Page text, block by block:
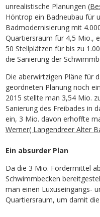
unrealistische Planungen (
Höntrop ein Badneubau für
Badmodernisierung mit
Quartiersraum für 4,5 Mio.,
50 Stellplätzen für bis zu
die Sanierung der
Die aberwirtzigen Pläne für
geordneten Planung noch
2015 stellte man 3,54 Mio.
Sanierung des Freibades in
ein, 3 Mio. davon erhoffte
Werner( Langendreer Alter
Ein absurder Plan
Da die 3 Mio. Fördermittel
Schwimmbecken
man einen Luxuseingangs-
Quartiersraum, um damit